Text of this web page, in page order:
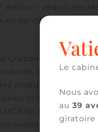
édition : réunir
en santé capable
Gruson en sa
Delphine
enjeux clés de l’IA
originaux et
MGEN), Florence
Hôpital
Le
Nous
au 39
giratoire